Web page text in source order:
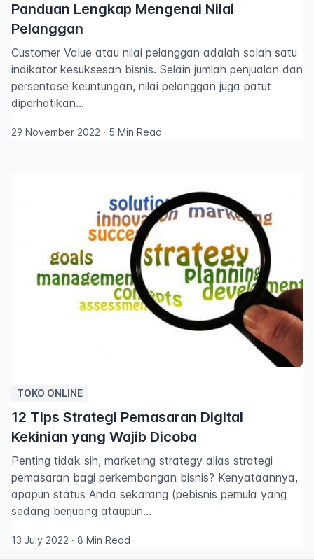
Panduan Lengkap Mengenai Nilai
Pelanggan
Customer Value atau nilai pelanggan adalah salah satu
indikator kesuksesan bisnis. Selain jumlah penjualan dan
persentase keuntungan, nilai pelanggan juga patut
diperhatikan…
29 November 2022 · 5 Min Read
TOKO ONLINE
12 Tips Strategi Pemasaran Digital
Kekinian yang Wajib Dicoba
Penting tidak sih, marketing strategy alias strategi
pemasaran bagi perkembangan bisnis? Kenyataannya,
apapun status Anda sekarang (pebisnis pemula yang
sedang berjuang ataupun…
13 July 2022 · 8 Min Read